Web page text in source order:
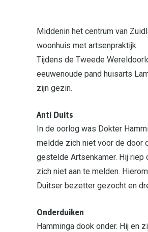
Middenin het centrum van
woonhuis met artsenpraktijk.
Tijdens de Tweede
eeuwenoude pand huisarts
zijn gezin.
Anti Duits
In de oorlog was Dokter
meldde zich niet voor de door
gestelde Artsenkamer. Hij riep
zich niet aan te melden.
Duitser bezetter gezocht en
Onderduiken
Hamminga dook onder. Hij en